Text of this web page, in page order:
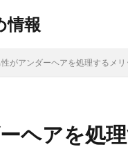
情報
性がアンダーヘアを処理するメリ
ヘアを処